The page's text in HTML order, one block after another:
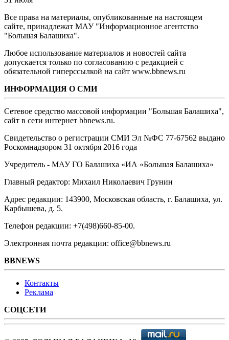
Все права на материалы, опубликованные на настоящем
сайте, принадлежат МАУ "Информационное агентство
"Большая Балашиха".
Любое использование материалов и новостей сайта
допускается только по согласованию с редакцией с
обязательной гиперссылкой на сайт www.bbnews.ru
ИНФОРМАЦИЯ О СМИ
Сетевое средство массовой информации "Большая Балашиха",
сайт в сети интернет bbnews.ru.
Свидетельство о регистрации СМИ Эл №ФС ‎77-67562 выдано
Роскомнадзором 31 октября 2016 года
Учредитель - МАУ ГО Балашиха «ИА «Большая Балашиха»
Главный редактор: Михаил Николаевич Грунин
Адрес редакции: 143900, Московская область, г. Балашиха, ул.
Карбышева, д. 5.
Телефон редакции: +7(498)660-85-00.
Электронная почта редакции: office@bbnews.ru
BBNEWS
Контакты
Реклама
СОЦСЕТИ